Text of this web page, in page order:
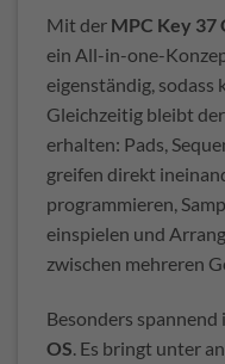
Mit der MPC Key 37
ein All-in-one-
eigenständig,
Gleichzeitig bleibt
erhalten: Pads,
greifen direkt
programmieren,
einspielen und
zwischen mehreren
Besonders
OS . Es bringt unter